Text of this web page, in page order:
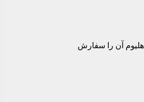
و یا پر شده با گاز هلیوم آن را سفارش